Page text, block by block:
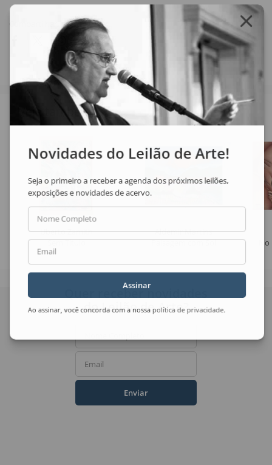
Veja também
Uberto Zamith
Sem Título
Aldemir Martins
Paisagem com Sol
Novidades do Leilão de Arte!
Seja o primeiro a receber a agenda dos próximos leilões,
exposições e novidades de acervo.
Nome Completo
Email
Assinar
Ao assinar, você concorda com a nossa política de privacidade.
Quer receber novidades
do Leilão de Arte?
Email
Enviar